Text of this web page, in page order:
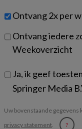
je?
Untitled
Ontvang 2x per
Ontvang iedere
Weekoverzicht
Ja, ik geef
Springer Media
Uw bovenstaande
privacy statement. ?